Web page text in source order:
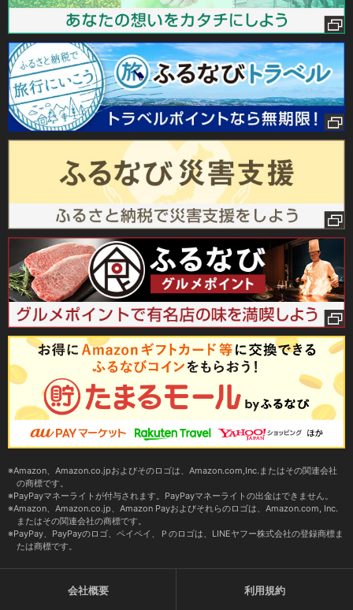
Amazon、Amazon.co.jpおよびそのロゴは、Amazon.com,Inc.またはその関連会社
の商標です。
PayPayマネーライトが付与されます。PayPayマネーライトの出金はできません。
Amazon、Amazon.co.jp、Amazon Payおよびそれらのロゴは、Amazon.com, Inc.
またはその関連会社の商標です。
PayPay、PayPayのロゴ、ペイペイ、Ｐのロゴは、LINEヤフー株式会社の登録商標ま
たは商標です。
会社概要 利用規約